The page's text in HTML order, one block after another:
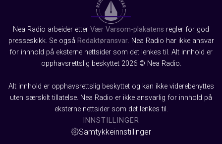
Nea Radio arbeider etter Vær Varsom-plakatens regler for god
presseskikk. Se også Redaktøransvar. Nea Radio har ikke ansvar
for innhold på eksterne nettsider som det lenkes til. Alt innhold er
opphavsrettslig beskyttet 2026 © Nea Radio.
Alt innhold er opphavsrettslig beskyttet og kan ikke viderebenyttes
uten særskilt tillatelse. Nea Radio er ikke ansvarlig for innhold på
eksterne nettsider som det lenkes til.
INNSTILLINGER
Samtykkeinnstillinger